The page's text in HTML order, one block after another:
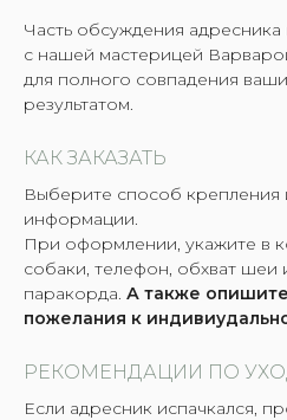
Часть обсуждения
с нашей мастерицей
для полного совпадения
результатом.
КАК ЗАКАЗАТЬ
Выберите способ крепления
информации.
При оформлении, укажите в
собаки, телефон, обхват шеи
паракорда. А также
пожелания к
РЕКОМЕНДАЦИИ ПО
Если адресник испачкался,